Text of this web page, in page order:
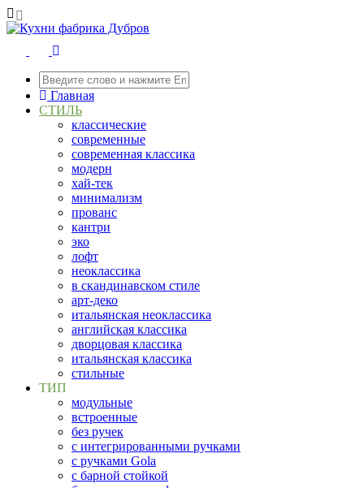
Главная
СТИЛЬ
классические
современные
современная классика
модерн
хай-тек
минимализм
прованс
кантри
эко
лофт
неоклассика
в скандинавском стиле
арт-деко
итальянская неоклассика
английская классика
дворцовая классика
итальянская классика
стильные
ТИП
модульные
встроенные
без ручек
с интегрированными ручками
с ручками Gola
с барной стойкой